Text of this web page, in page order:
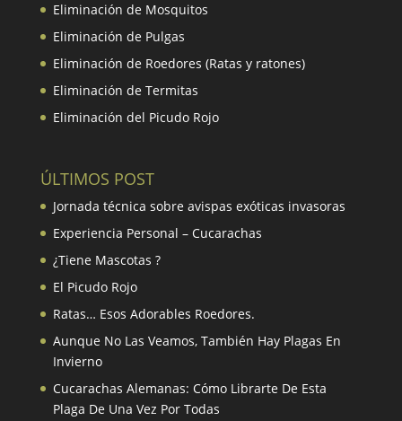
Eliminación de Mosquitos
Eliminación de Pulgas
Eliminación de Roedores (Ratas y ratones)
Eliminación de Termitas
Eliminación del Picudo Rojo
ÚLTIMOS POST
Jornada técnica sobre avispas exóticas invasoras
Experiencia Personal – Cucarachas
¿Tiene Mascotas ?
El Picudo Rojo
Ratas… Esos Adorables Roedores.
Aunque No Las Veamos, También Hay Plagas En
Invierno
Cucarachas Alemanas: Cómo Librarte De Esta
Plaga De Una Vez Por Todas